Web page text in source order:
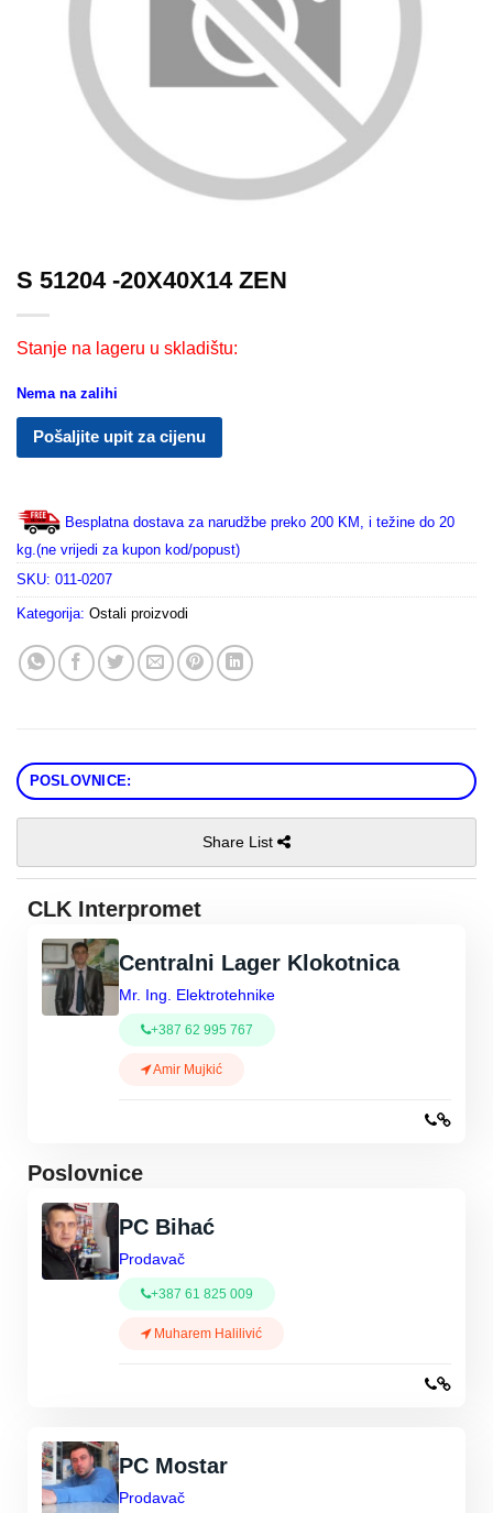
S 51204 -20X40X14 ZEN
Stanje na lageru u skladištu:
Nema na zalihi
Pošaljite upit za cijenu
Besplatna dostava za narudžbe preko 200 KM, i težine do 20
kg.(ne vrijedi za kupon kod/popust)
SKU: 011-0207
Kategorija: Ostali proizvodi
POSLOVNICE:
Share List
CLK Interpromet
Centralni Lager Klokotnica
Mr. Ing. Elektrotehnike
+387 62 995 767
Amir Mujkić
Poslovnice
PC Bihać
Prodavač
+387 61 825 009
Muharem Halilivić
PC Mostar
Prodavač